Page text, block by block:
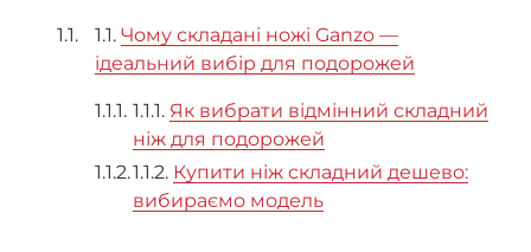
1.1. Чому складані ножі Ganzo —
ідеальний вибір для подорожей
1.1.1. Як вибрати відмінний складний
ніж для подорожей
1.1.2. Купити ніж складний дешево:
вибираємо модель